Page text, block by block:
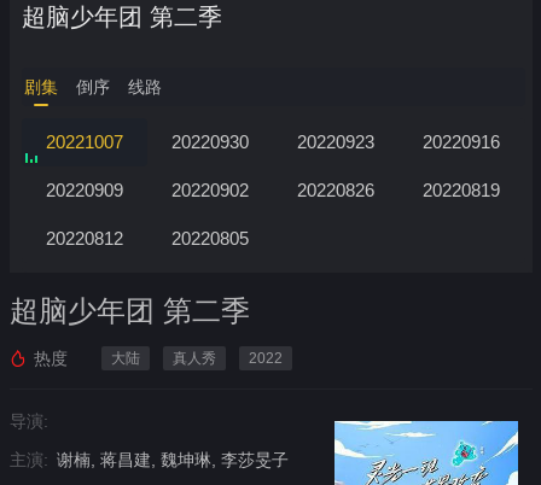
超脑少年团 第二季
剧集 倒序 线路
20221007 20220930 20220923 20220916
20220909 20220902 20220826 20220819
20220812 20220805
超脑少年团 第二季
热度 大陆 真人秀 2022
导演:
主演: 谢楠, 蒋昌建, 魏坤琳, 李莎旻子